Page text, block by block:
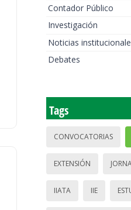
Contador Público
Investigación
Noticias
Debates
Tags
CONVOCATORIAS
EXTENSIÓN
IIATA IIE